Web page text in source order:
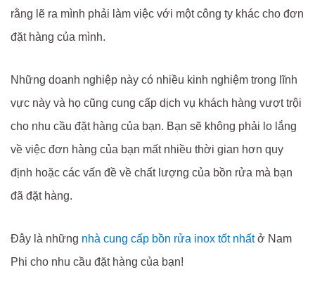
rằng lẽ ra mình phải làm việc với một công ty khác cho đơn
đặt hàng của mình.
Những doanh nghiệp này có nhiều kinh nghiệm trong lĩnh
vực này và họ cũng cung cấp dịch vụ khách hàng vượt trội
cho nhu cầu đặt hàng của bạn. Bạn sẽ không phải lo lắng
về việc đơn hàng của bạn mất nhiều thời gian hơn quy
định hoặc các vấn đề về chất lượng của bồn rửa mà bạn
đã đặt hàng.
Đây là những nhà cung cấp bồn rửa inox tốt nhấtở Nam
Phi cho nhu cầu đặt hàng của bạn!